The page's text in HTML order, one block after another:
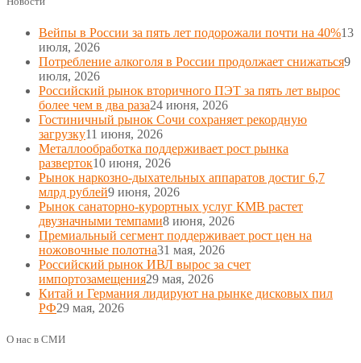
Вейпы в России за пять лет подорожали почти на 40%13
июля, 2026
Потребление алкоголя в России продолжает снижаться9
июля, 2026
Российский рынок вторичного ПЭТ за пять лет вырос
более чем в два раза24 июня, 2026
Гостиничный рынок Сочи сохраняет рекордную
загрузку11 июня, 2026
Металлообработка поддерживает рост рынка
разверток10 июня, 2026
Рынок наркозно-дыхательных аппаратов достиг 6,7
млрд рублей9 июня, 2026
Рынок санаторно-курортных услуг КМВ растет
двузначными темпами8 июня, 2026
Премиальный сегмент поддерживает рост цен на
ножовочные полотна31 мая, 2026
Российский рынок ИВЛ вырос за счет
импортозамещения29 мая, 2026
Китай и Германия лидируют на рынке дисковых пил
РФ29 мая, 2026
О нас в СМИ